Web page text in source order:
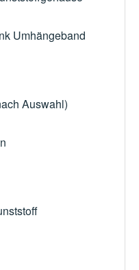
Umhängeband
Auswahl)